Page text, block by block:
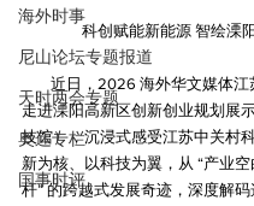
海外时事
尼山论坛专题报道
天时两会专题
奥运专栏
国事时评
科创赋能新能源 智绘溧
近日，2026 海外华文媒体江
走进溧阳高新区创新创业规划展
技馆），沉浸式感受江苏中关村
新为核、以科技为翼，从 “产业空
杆” 的跨越式发展奇迹，深度解